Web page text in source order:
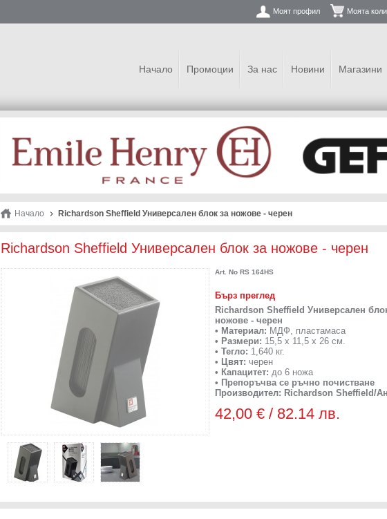
Моят профил Моята
Начало Промоции За нас Новини Магазини
Начало Richardson Sheffield Универсален блок за ножове - черен
Richardson Sheffield Универсален блок за ножове - черен
Art. No RS 164HS
Бърз преглед
Richardson Sheffield Универсален
ножове - черен
• Материал: МДФ, пластамаса
• Размери: 15,5 х 11,5 х 26 см.
• Тегло: 1,640 кг.
• Цвят: черен
• Капацитет: до 6 ножа
• Препоръчва се ръчно почистване
Производител: Richardson Sheffield/
42,00 € / 82.14 лв.